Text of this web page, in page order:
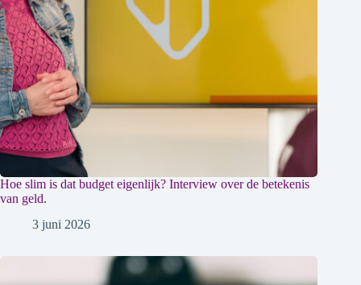
Hoe slim is dat budget eigenlijk? Interview over de betekenis
van geld.
3 juni 2026